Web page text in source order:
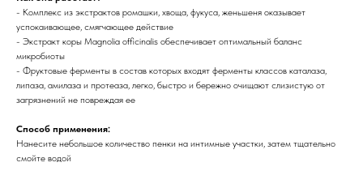
- Комплекс из экстрактов ромашки, хвоща, фукуса, женьшеня оказывает
успокаивающее, смягчающее действие
- Экстракт коры Magnolia officinalis обеспечивает оптимальный баланс
микробиоты
- Фруктовые ферменты в состав которых входят ферменты классов каталаза,
липаза, амилаза и протеаза, легко, быстро и бережно очищают слизистую от
загрязнений не повреждая ее
Способ применения:
Нанесите небольшое количество пенки на интимные участки, затем тщательно
смойте водой